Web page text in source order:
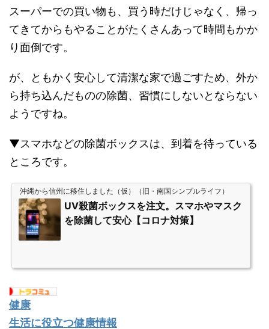
スーパーでの買い物も、買う時だけじゃなく、帰っ
てきてからもやることがたくさんあって時間もかか
り面倒です。
が、ともかく安心して清潔な家で過ごすため、外か
ら持ち込んだものの除菌、習慣にしないとならない
ようですね。
▼スマホなどの除菌ボックスは、到着を待っている
ところです。
沖縄から信州に移住しました（仮）（旧・南国シンプルライフ）
UV殺菌ボックスを注文。スマホやマスク
を除菌して安心【コロナ対策】
健康
生活に役立つ健康情報